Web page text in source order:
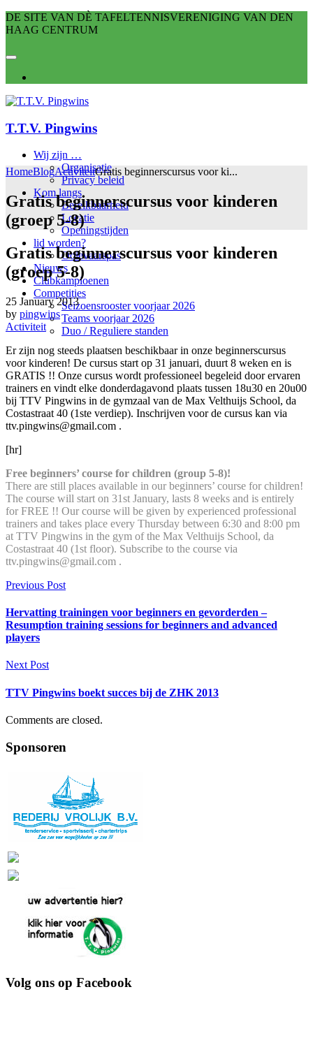
DE SITE VAN DÈ TAFELTENNISVERENIGING VAN DEN
HAAG CENTRUM
T.T.V. Pingwins
Wij zijn …
Organisatie
Privacy beleid
Kom langs
Bereikbaarheid
Locatie
Openingstijden
lid worden?
Ooievaarspas
Nieuws
Clubkampioenen
Competities
Seizoensrooster voorjaar 2026
Teams voorjaar 2026
Duo / Reguliere standen
HomeBlogActiviteitGratis beginnerscursus voor ki...
Gratis beginnerscursus voor kinderen
(groep 5-8)
Gratis beginnerscursus voor kinderen
(groep 5-8)
25 January 2013
by pingwins
Activiteit
Er zijn nog steeds plaatsen beschikbaar in onze beginnerscursus
voor kinderen! De cursus start op 31 januari, duurt 8 weken en is
GRATIS !! Onze cursus wordt professioneel begeleid door ervaren
trainers en vindt elke donderdagavond plaats tussen 18u30 en 20u00
bij TTV Pingwins in de gymzaal van de Max Velthuijs School, da
Costastraat 40 (1ste verdiep). Inschrijven voor de cursus kan via
ttv.pingwins@gmail.com .
[hr]
Free beginners’ course for children (group 5-8)!
There are still places available in our beginners’ course for children!
The course will start on 31st January, lasts 8 weeks and is entirely
for FREE !! Our course will be given by experienced professional
trainers and takes place every Thursday between 6:30 and 8:00 pm
at TTV Pingwins in the gym of the Max Velthuijs School, da
Costastraat 40 (1st floor). Subscribe to the course via
ttv.pingwins@gmail.com .
Previous Post
Hervatting trainingen voor beginners en gevorderden –
Resumption training sessions for beginners and advanced
players
Next Post
TTV Pingwins boekt succes bij de ZHK 2013
Comments are closed.
Sponsoren
Volg ons op Facebook